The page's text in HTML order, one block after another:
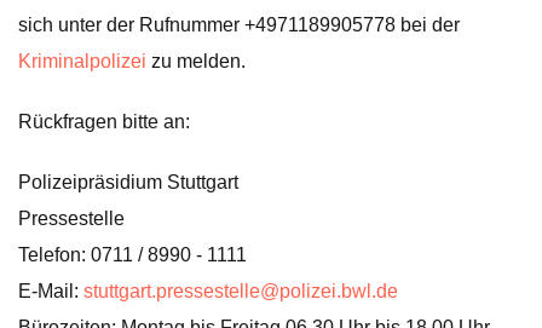
sich unter der Rufnummer +4971189905778 bei der
Kriminalpolizei zu melden.
Rückfragen bitte an:
Polizeipräsidium Stuttgart
Pressestelle
Telefon: 0711 / 8990 - 1111
E-Mail: stuttgart.pressestelle@polizei.bwl.de